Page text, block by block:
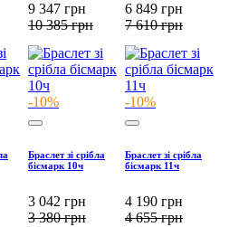
9 347 грн
10 385грн
6 849 грн
7 610грн
-10%
Браслет зі срібла
бісмарк 10ч
3 042 грн
3 380грн
-10%
Браслет зі срібла
бісмарк 11ч
4 190 грн
4 655грн